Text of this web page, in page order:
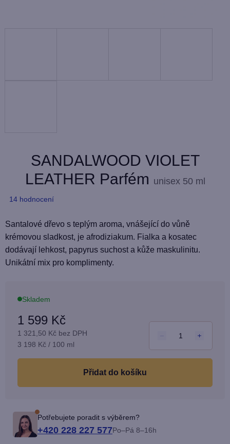
SANDALWOOD VIOLET
LEATHER Parfém unisex 50 ml
Průměrné
produktu
je
4,9
z
14 hodnocení
Santalové dřevo s teplým aroma, vnášející do vůně
krémovou sladkost, je afrodiziakum. Fialka a kosatec
dodávají lehkost, papyrus suchost a kůže maskulinitu.
Unikátní mix pro komplimenty.
1 599 Kč
1 321,50 Kč bez DPH
Měrná
3 198 Kč / 100 ml
Skladem
do košíku
Potřebujete poradit s výběrem?
+420 228 227 577Po–Pá 8–16h